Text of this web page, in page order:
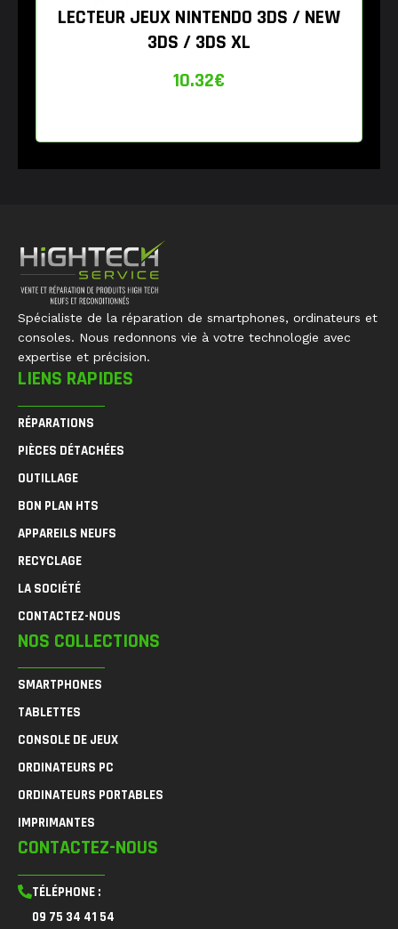
LECTEUR JEUX NINTENDO 3DS / NEW
3DS / 3DS XL
10.32€
Spécialiste de la réparation de smartphones, ordinateurs et
consoles. Nous redonnons vie à votre technologie avec
expertise et précision.
LIENS RAPIDES
RÉPARATIONS
PIÈCES DÉTACHÉES
OUTILLAGE
BON PLAN HTS
APPAREILS NEUFS
RECYCLAGE
LA SOCIÉTÉ
CONTACTEZ-NOUS
NOS COLLECTIONS
SMARTPHONES
TABLETTES
CONSOLE DE JEUX
ORDINATEURS PC
ORDINATEURS PORTABLES
IMPRIMANTES
CONTACTEZ-NOUS
TÉLÉPHONE :
09 75 34 41 54